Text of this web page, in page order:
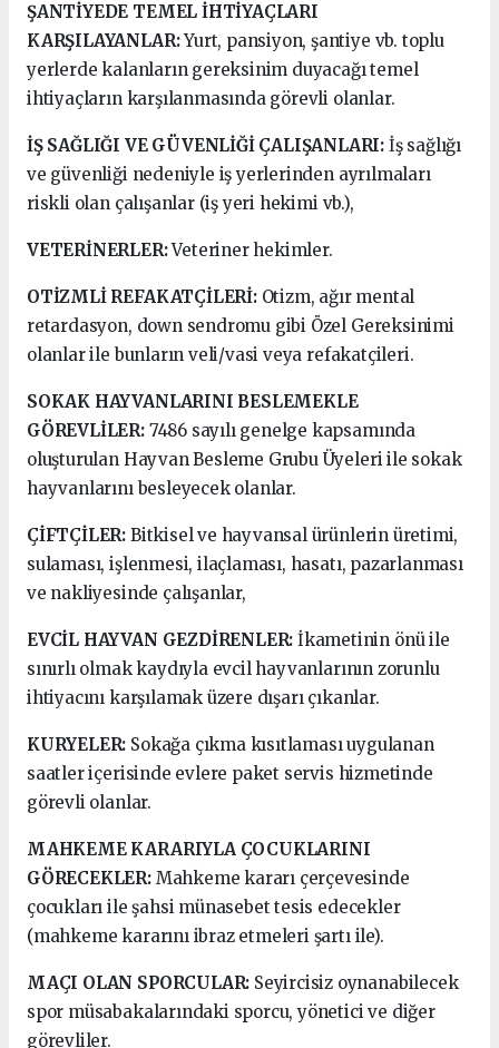
ŞANTİYEDE TEMEL İHTİYAÇLARI
KARŞILAYANLAR:Yurt, pansiyon, şantiye vb. toplu
yerlerde kalanların gereksinim duyacağı temel
ihtiyaçların karşılanmasında görevli olanlar.
İŞ SAĞLIĞI VE GÜVENLİĞİ ÇALIŞANLARI: İş sağlığı
ve güvenliği nedeniyle iş yerlerinden ayrılmaları
riskli olan çalışanlar (iş yeri hekimi vb.),
VETERİNERLER:Veteriner hekimler.
OTİZMLİ REFAKATÇİLERİ:Otizm, ağır mental
retardasyon, down sendromu gibi Özel Gereksinimi
olanlar ile bunların veli/vasi veya refakatçileri.
SOKAK HAYVANLARINI BESLEMEKLE
GÖREVLİLER:7486 sayılı genelge kapsamında
oluşturulan Hayvan Besleme Grubu Üyeleri ile sokak
hayvanlarını besleyecek olanlar.
ÇİFTÇİLER: Bitkisel ve hayvansal ürünlerin üretimi,
sulaması, işlenmesi, ilaçlaması, hasatı, pazarlanması
ve nakliyesinde çalışanlar,
EVCİL HAYVAN GEZDİRENLER: İkametinin önü ile
sınırlı olmak kaydıyla evcil hayvanlarının zorunlu
ihtiyacını karşılamak üzere dışarı çıkanlar.
KURYELER: Sokağa çıkma kısıtlaması uygulanan
saatler içerisinde evlere paket servis hizmetinde
görevli olanlar.
MAHKEME KARARIYLA ÇOCUKLARINI
GÖRECEKLER:Mahkeme kararı çerçevesinde
çocukları ile şahsi münasebet tesis edecekler
(mahkeme kararını ibraz etmeleri şartı ile).
MAÇI OLAN SPORCULAR: Seyircisiz oynanabilecek
spor müsabakalarındaki sporcu, yönetici ve diğer
görevliler.